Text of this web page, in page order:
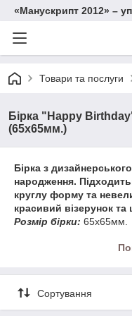
«Манускрипт 2012» –
Товари та послуги
Бірка "Happy
(65х65мм.)
Бірка з
народження.
круглу форму та
красивий візерунок
Розмір бірки: 65х65мм.
Якщо Ви не знайшли
індивідуальним
Матеріал коробки:
дизайнерський картон
Сортування